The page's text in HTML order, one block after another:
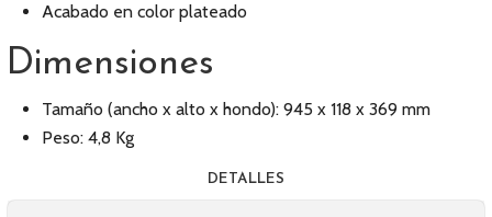
Acabado en color plateado
Dimensiones
Tamaño (ancho x alto x hondo): 945 x 118 x 369 mm
Peso: 4,8 Kg
DETALLES